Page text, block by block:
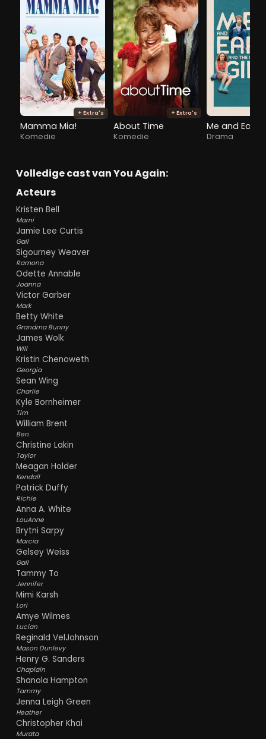
+ Extra's
Mamma Mia!
Komedie
+ Extra's
About Time
Komedie Drama
Volledige cast van You Again:
Acteurs
Kristen Bell
Marni
Jamie Lee Curtis
Gail
Sigourney Weaver
Ramona
Odette Annable
Joanna
Victor Garber
Mark
Betty White
Grandma Bunny
James Wolk
Will
Kristin Chenoweth
Georgia
Sean Wing
Charlie
Kyle Bornheimer
Tim
William Brent
Ben
Christine Lakin
Taylor
Meagan Holder
Kendall
Patrick Duffy
Richie
Anna A. White
LouAnne
Brytni Sarpy
Marcia
Gelsey Weiss
Gail
Tammy To
Jennifer
Mimi Karsh
Lori
Amye Wilmes
Lucian
Reginald VelJohnson
Mason Dunlevy
Henry G. Sanders
Chaplain
Shanola Hampton
Tammy
Jenna Leigh Green
Heather
Christopher Khai
Murata